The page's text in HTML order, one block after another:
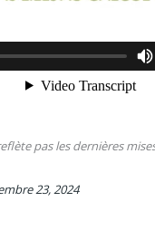
pas les dernières
23, 2024